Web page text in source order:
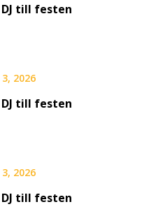
till festen
2026
till festen
2026
till festen